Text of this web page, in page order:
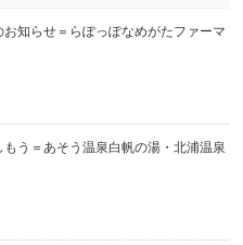
知らせ＝らぽっぽなめがたファーマ
う＝あそう温泉白帆の湯・北浦温泉